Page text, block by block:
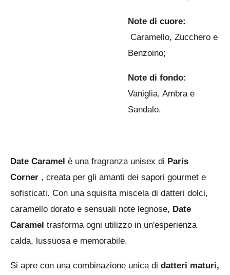
Note di cuore:
Caramello, Zucchero e
Benzoino;
Note di fondo:
Vaniglia, Ambra e
Sandalo.
Date Caramel è una fragranza unisex di Paris
Corner , creata per gli amanti dei sapori gourmet e
sofisticati. Con una squisita miscela di datteri dolci,
caramello dorato e sensuali note legnose, Date
Caramel trasforma ogni utilizzo in un'esperienza
calda, lussuosa e memorabile.
Si apre con una combinazione unica di datteri maturi,